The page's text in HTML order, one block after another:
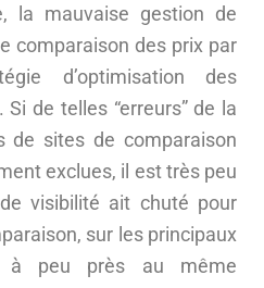
la mauvaise gestion de
comparaison des prix par
d’optimisation des
de telles “erreurs” de la
de sites de comparaison
exclues, il est très peu
visibilité ait chuté pour
sur les principaux
à peu près au même